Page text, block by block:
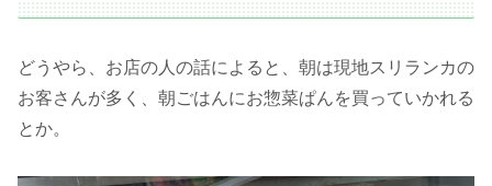
どうやら、お店の人の話によると、朝は現地スリランカの
お客さんが多く、朝ごはんにお惣菜ぱんを買っていかれる
とか。